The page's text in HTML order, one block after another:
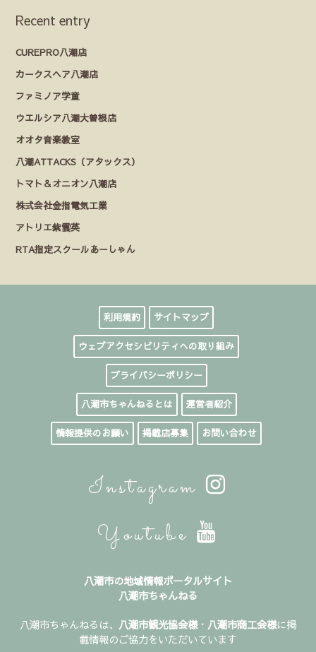
Recent entry
CUREPRO八潮店
カークスヘア八潮店
ファミノア学童
ウエルシア八潮大曽根店
オオタ音楽教室
八潮ATTACKS（アタックス）
トマト＆オニオン八潮店
株式会社金指電気工業
アトリエ紫雲英
RTA指定スクールあーしゃん
利用規約 サイトマップ
ウェブアクセシビリティへの取り組み
プライバシーポリシー
八潮市ちゃんねるとは 運営者紹介
情報提供のお願い 掲載店募集 お問い合わせ
Instagram
Youtube
八潮市の地域情報ポータルサイト
八潮市ちゃんねる
八潮市ちゃんねるは、 八潮市観光協会様・ 八潮市商工会様に掲
載情報のご協力をいただいています